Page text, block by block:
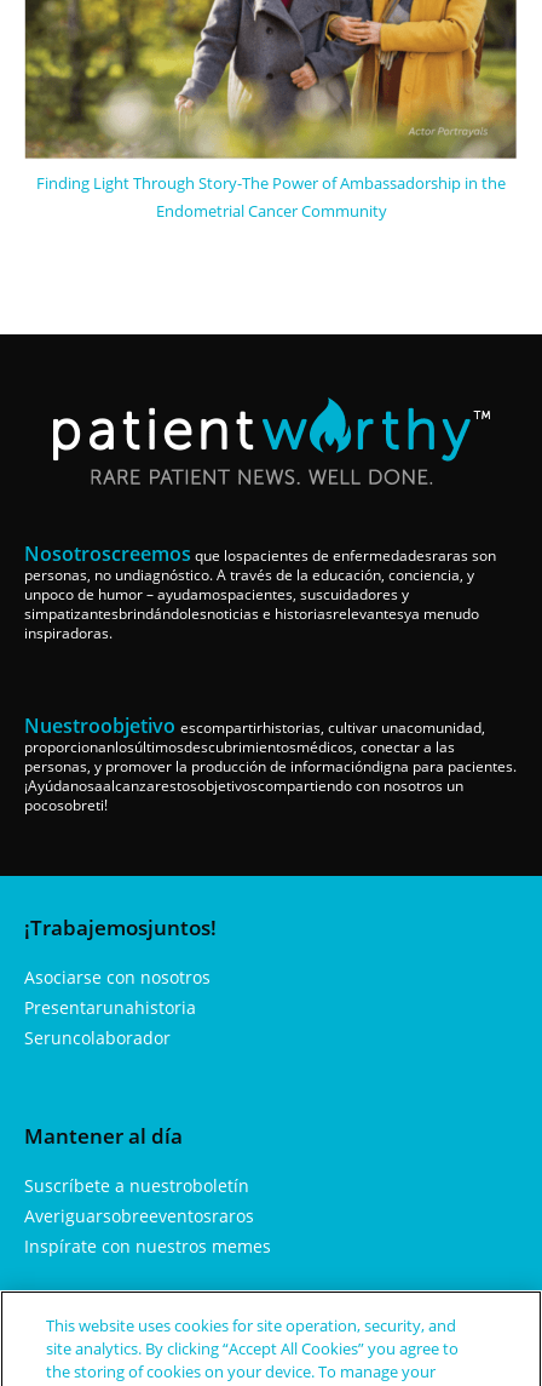
Finding Light Through Story-The Power of Ambassadorship in the
Endometrial Cancer Community
Nosotroscreemos que lospacientes de enfermedadesraras son
personas, no undiagnóstico. A través de la educación, conciencia, y
unpoco de humor – ayudamospacientes, suscuidadores y
simpatizantesbrindándolesnoticias e historiasrelevantesya menudo
inspiradoras.
Nuestroobjetivo escompartirhistorias, cultivar unacomunidad,
proporcionanlosúltimosdescubrimientosmédicos, conectar a las
personas, y promover la producción de informacióndigna para pacientes.
¡Ayúdanosaalcanzarestosobjetivoscompartiendo con nosotros un
pocosobreti!
¡Trabajemosjuntos!
Asociarse con nosotros
Presentarunahistoria
Seruncolaborador
Mantener al día
Suscríbete a nuestroboletín
Averiguarsobreeventosraros
Inspírate con nuestros memes
Aprendemás
This website uses cookies for site operation, security, and
site analytics. By clicking “Accept All Cookies” you agree to
the storing of cookies on your device. To manage your